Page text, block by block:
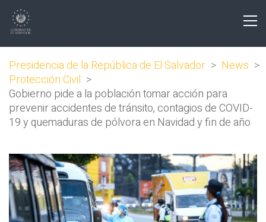
Presidencia de la República de El Salvador > News >
Protección Civil >
Gobierno pide a la población tomar acción para
prevenir accidentes de tránsito, contagios de COVID-
19 y quemaduras de pólvora en Navidad y fin de año